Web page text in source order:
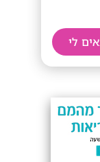
לי